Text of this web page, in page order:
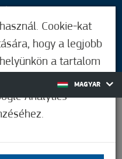
MAGYAR
Cookie-kat
hogy a legjobb
a tartalom
szabásához,
Analytics